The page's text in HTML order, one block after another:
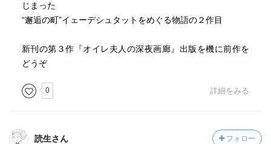
じまった
“邂逅の町”イェーデシュタットをめぐる物語の２作目
新刊の第３作『オイレ夫人の深夜画廊』出版を機に前作を
どうぞ
0 詳細をみる
読生さん フォロー